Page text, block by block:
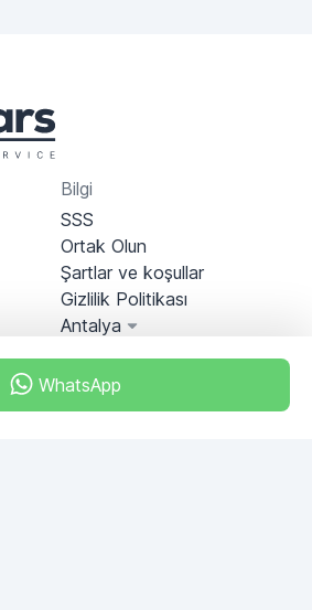
WhatsApp
Bilgi
SSS
Ortak Olun
Şartlar ve koşullar
Gizlilik Politikası
Antalya